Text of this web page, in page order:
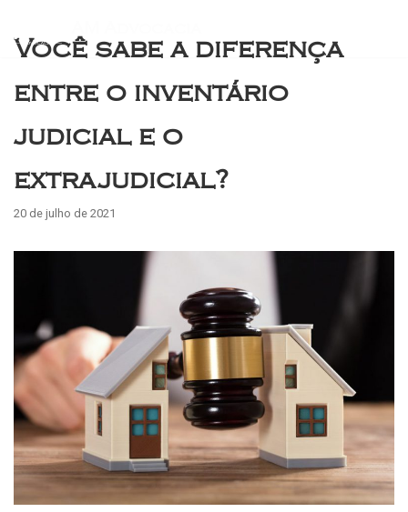
Pular
o
Você sabe a diferença
entre o inventário
judicial e o
extrajudicial?
20 de julho de 2021